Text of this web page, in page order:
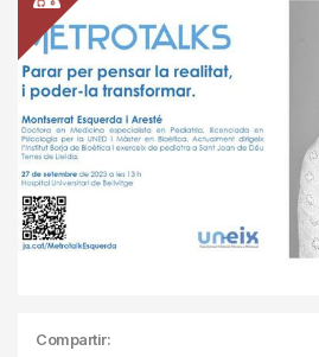
Compartir: